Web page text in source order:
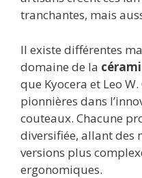
tranchantes, mais
Il existe différentes
domaine de la
que Kyocera et Leo
pionnières dans
couteaux. Chacune
diversifiée, allant des
versions plus
ergonomiques.